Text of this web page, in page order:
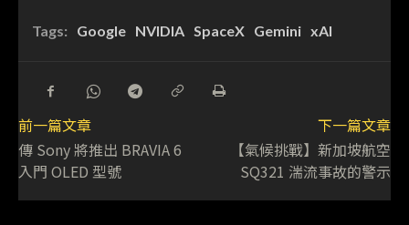
Tags: Google NVIDIA SpaceX Gemini xAI
前一篇文章
傳 Sony 將推出 BRAVIA 6
入門 OLED 型號
下一篇文章
【氣候挑戰】新加坡航空
SQ321 湍流事故的警示